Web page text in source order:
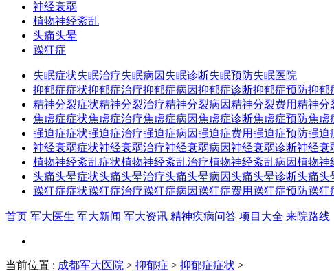
神经衰弱
植物神经紊乱
头痛头晕
躁狂症
失眠症状失眠治疗失眠病因 失眠诊断失眠预防失眠医院
抑郁症症状抑郁症治疗抑郁症病因抑郁症诊断抑郁症预防抑郁
精神分裂症状精神分裂治疗精神分裂病因精神分裂费用精神分
焦虑症症状焦虑症治疗焦虑症病因焦虑症诊断焦虑症预防焦虑
强迫症症状强迫症治疗强迫症病因强迫症费用强迫症预防强迫
神经衰弱症状神经衰弱治疗神经衰弱病因神经衰弱诊断神经衰
植物神经紊乱症状植物神经紊乱治疗植物神经紊乱病因植物神
头痛头晕症状头痛头晕治疗头痛头晕病因头痛头晕诊断头痛头
躁狂症症状躁狂症治疗躁狂症病因 躁狂症费用 躁狂症预防躁狂
首页 军大医生 军大新闻 军大资讯 精神疾病问答 项目大全 来院路线
当前位置 : 成都军大医院 > 抑郁症 > 抑郁症症状 >